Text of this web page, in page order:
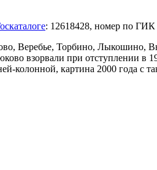
: 12618428, номер по
Веребье, Торбино, Лыкошино,
взорвали при отступлении в
колонной, картина 2000 года с